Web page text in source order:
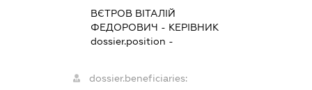
ВЄТРОВ ВІТАЛІЙ
ФЕДОРОВИЧ - КЕРІВНИК
dossier.position -
dossier.beneficiaries: